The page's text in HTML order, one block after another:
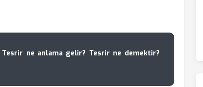
ne anlama gelir? Tesrir ne demektir?